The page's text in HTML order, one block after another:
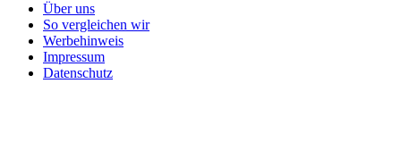
Über uns
So vergleichen wir
Werbehinweis
Impressum
Datenschutz